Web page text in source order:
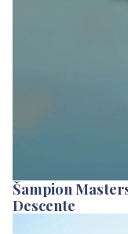
Šampion
Descente